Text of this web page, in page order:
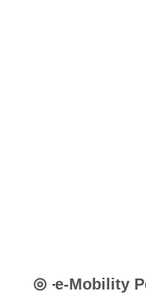
e-Mobility